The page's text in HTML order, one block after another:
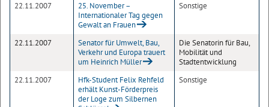
22.11.2007
25. November –
Internationaler Tag gegen
Gewalt an Frauen
Sonstige
22.11.2007
Senator für Umwelt, Bau,
Verkehr und Europa trauert
um Heinrich Müller
Die Senatorin für Bau,
Mobilität und
Stadtentwicklung
22.11.2007
Hfk-Student Felix Rehfeld
erhält Kunst-Förderpreis
der Loge zum Silbernen
Sonstige